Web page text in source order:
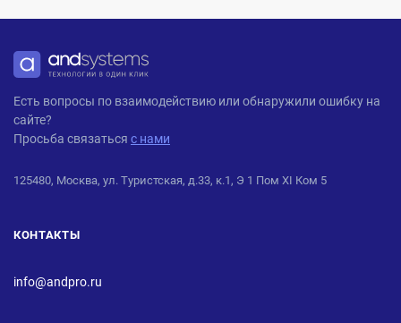
ANDPRO
Есть вопросы по взаимодействию или обнаружили ошибку на
сайте?
Просьба связаться с нами
125480, Москва, ул. Туристская, д.33, к.1, Э 1 Пом XI Ком 5
КОНТАКТЫ
info@andpro.ru